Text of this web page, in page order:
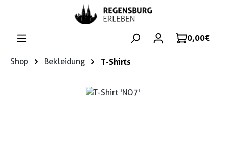
Zum Hauptinhalt springen
0,00 €
Shop Bekleidung T-Shirts
Bildergalerie überspringen